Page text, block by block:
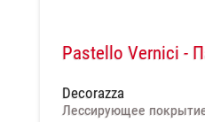
Pastello Vernici -
Decorazza
Лессирующее